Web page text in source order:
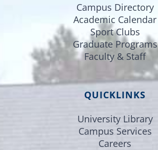
Campus Directory
Academic Calendar
Sport Clubs
Graduate Programs
Faculty & Staff
QUICKLINKS
University Library
Campus Services
Careers